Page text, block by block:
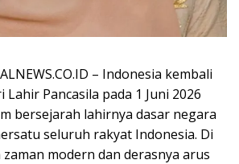
– Indonesia kembali
Pancasila pada 1 Juni 2026
bersejarah lahirnya dasar negara
seluruh rakyat Indonesia. Di
modern dan derasnya arus